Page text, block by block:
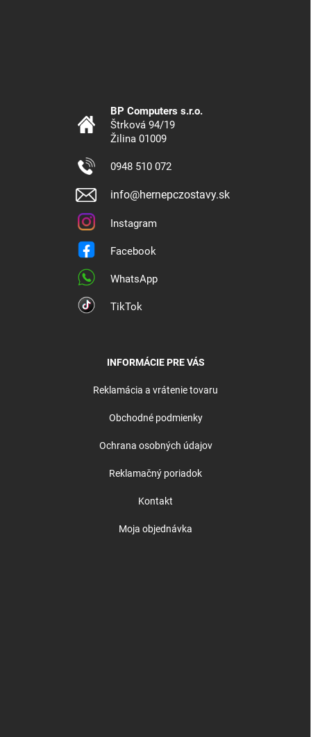
BP Computers s.r.o.
Štrková 94/19
Žilina 01009
0948 510 072
info@hernepczostavy.sk
Instagram
Facebook
WhatsApp
TikTok
INFORMÁCIE PRE VÁS
Reklamácia a vrátenie tovaru
Obchodné podmienky
Ochrana osobných údajov
Reklamačný poriadok
Kontakt
Moja objednávka